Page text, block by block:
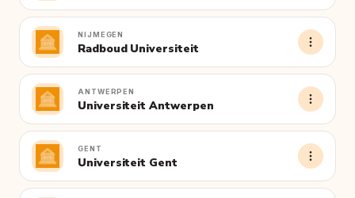
NIJMEGEN
Radboud Universiteit
ANTWERPEN
Universiteit Antwerpen
GENT
Universiteit Gent